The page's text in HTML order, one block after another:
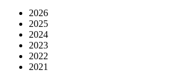
2026
2025
2024
2023
2022
2021